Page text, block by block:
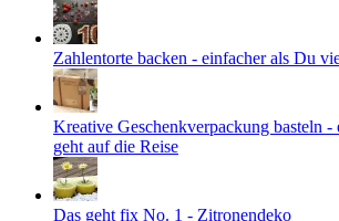
Zahlentorte backen - einfacher als Du
Kreative Geschenkverpackung basteln
geht auf die Reise
Das geht fix No. 1 - Zitronendeko